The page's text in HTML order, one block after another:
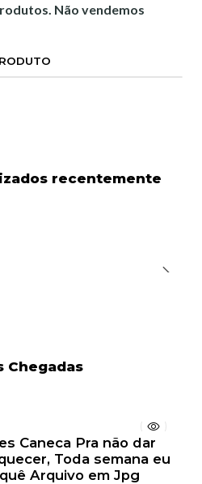
Não vendemos
recentemente
Chegadas
Caneca Pra não dar
Toda semana eu
Arquivo em Jpg